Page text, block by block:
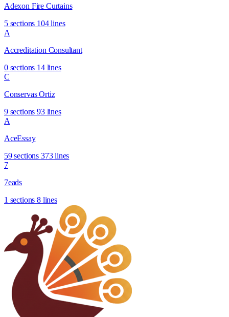
Adexon Fire Curtains
5 sections 104 lines
A
Accreditation Consultant
0 sections 14 lines
C
Conservas Ortiz
9 sections 93 lines
A
AceEssay
59 sections 373 lines
7
7eads
1 sections 8 lines